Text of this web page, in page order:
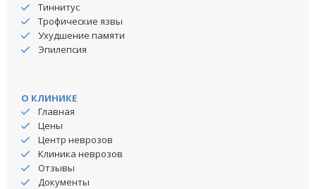
Тиннитус
Трофические язвы
Ухудшение памяти
Эпилепсия
О КЛИНИКЕ
Главная
Цены
Центр неврозов
Клиника неврозов
Отзывы
Документы